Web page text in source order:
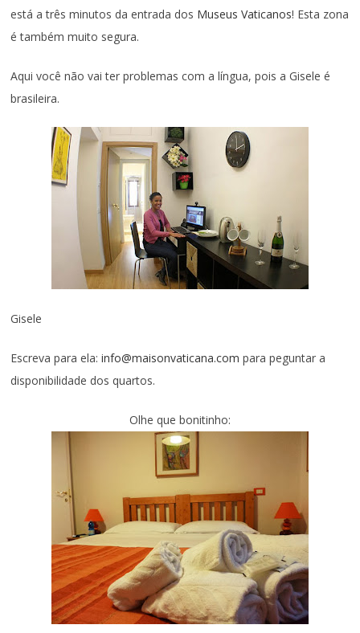
está a três minutos da entrada dos Museus Vaticanos! Esta zona
é também muito segura.
Aqui você não vai ter problemas com a língua, pois a Gisele é
brasileira.
Gisele
Escreva para ela:info@maisonvaticana.com para peguntar a
disponibilidade dos quartos.
Olhe que bonitinho: